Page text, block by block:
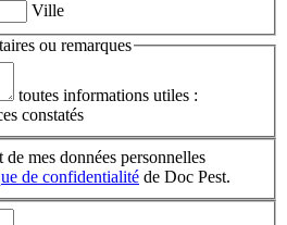
Ville
ou remarques
toutes informations utiles :
constatés
de mes données personnelles
de confidentialité de Doc Pest.